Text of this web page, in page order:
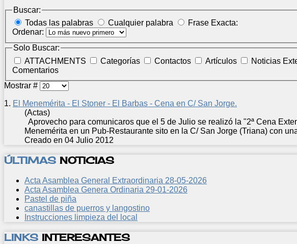
Buscar:
Todas las palabras
Cualquier palabra
Frase Exacta:
Ordenar:
Solo Buscar:
ATTACHMENTS
Categorías Contactos Artículos Noticias
Comentarios
Mostrar #
1. El Menemérita - El Stoner - El Barbas - Cena en C/ San Jorge.
(Actas)
Aprovecho para comunicaros que el 5 de Julio se realizó la "2ª Cena
Menemérita en un Pub-Restaurante sito en la C/ San Jorge (Triana) con
Creado en 04 Julio 2012
ÚLTIMAS NOTICIAS
Acta Asamblea General Extraordinaria 28-05-2026
Acta Asamblea Genera Ordinaria 29-01-2026
Pastel de piña
canastillas de puerros y langostino
Instrucciones limpieza del local
LINKS INTERESANTES